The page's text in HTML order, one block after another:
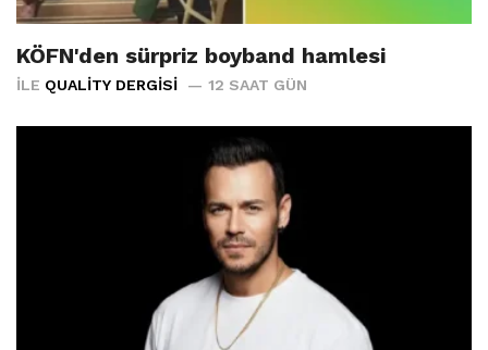
KÖFN'den sürpriz boyband hamlesi
İLE QUALITY DERGISI 12 SAAT GÜN